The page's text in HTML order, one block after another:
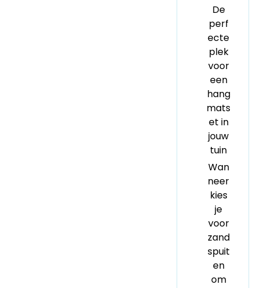
De
perf
ecte
plek
voor
een
hang
mats
et in
jouw
tuin
Wan
neer
kies
je
voor
zand
spuit
en
om